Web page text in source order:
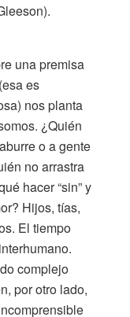
una premisa
es
nos planta
¿Quién
o a gente
no arrastra
hacer “sin” y
Hijos, tías,
El tiempo
complejo
por otro lado,